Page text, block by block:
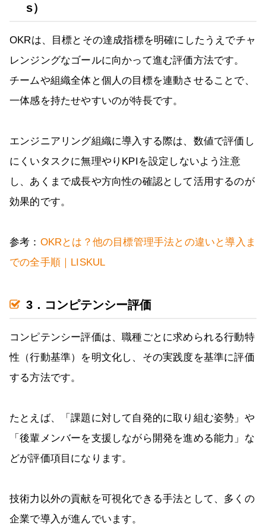
s）
OKRは、目標とその達成指標を明確にしたうえでチャ
レンジングなゴールに向かって進む評価方法です。
チームや組織全体と個人の目標を連動させることで、
一体感を持たせやすいのが特長です。
エンジニアリング組織に導入する際は、数値で評価し
にくいタスクに無理やりKPIを設定しないよう注意
し、あくまで成長や方向性の確認として活用するのが
効果的です。
参考： OKRとは？他の目標管理手法との違いと導入ま
での全手順｜LISKUL
3．コンピテンシー評価
コンピテンシー評価は、職種ごとに求められる行動特
性（行動基準）を明文化し、その実践度を基準に評価
する方法です。
たとえば、「課題に対して自発的に取り組む姿勢」や
「後輩メンバーを支援しながら開発を進める能力」な
どが評価項目になります。
技術力以外の貢献を可視化できる手法として、多くの
企業で導入が進んでいます。